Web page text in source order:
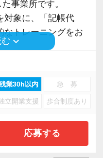
採用をしていま
指しています。
頂きますが、代表や
して頂きます。
せて徐々に担当を引
事業所です。
象に、「記帳代
なトレーニングをお
から「記帳代行」
。
ッフを募集してい
keyboard_arrow_down
業30h以内 急 募
立開業支援 歩合制度あり
応募する